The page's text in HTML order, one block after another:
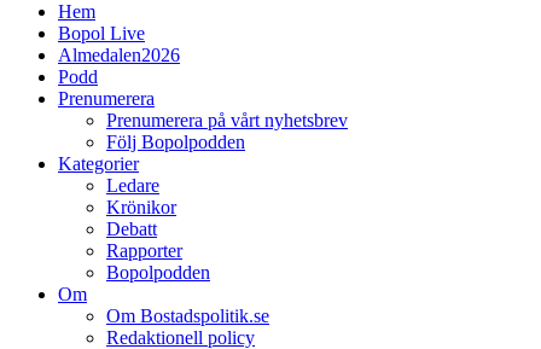
Hem
Bopol Live
Almedalen2026
Podd
Prenumerera
Prenumerera på vårt nyhetsbrev
Följ Bopolpodden
Kategorier
Ledare
Krönikor
Debatt
Rapporter
Bopolpodden
Om
Om Bostadspolitik.se
Redaktionell policy